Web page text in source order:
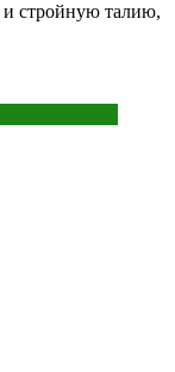
и стройную талию,